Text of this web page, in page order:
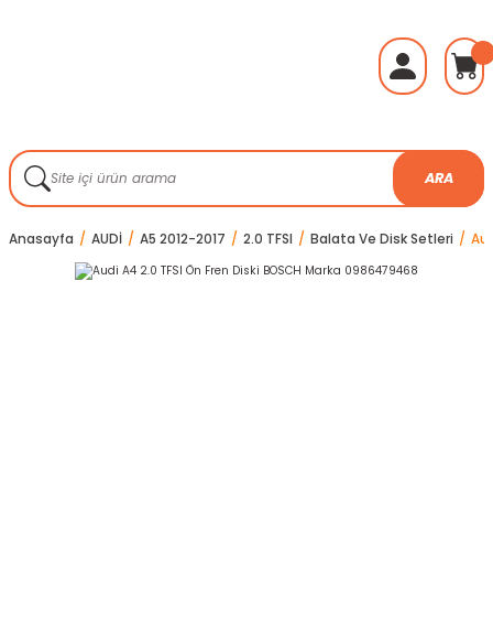
ARA
Anasayfa AUDİ A5 2012-2017 2.0 TFSI Balata Ve Disk Setleri